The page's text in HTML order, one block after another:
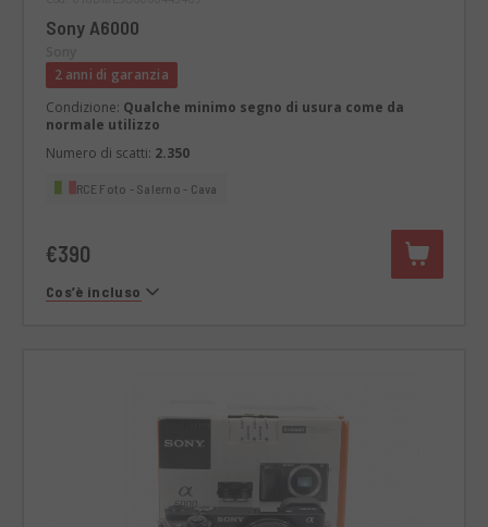
Sony A6000
2 anni di garanzia
Condizione: Qualche minimo segno di usura come da
normale utilizzo
Numero di scatti: 2.350
RCE Foto - Salerno - Cava
€390
Cos’è incluso